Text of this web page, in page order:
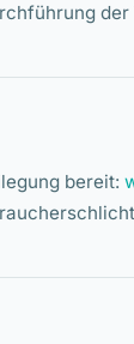
bereit: